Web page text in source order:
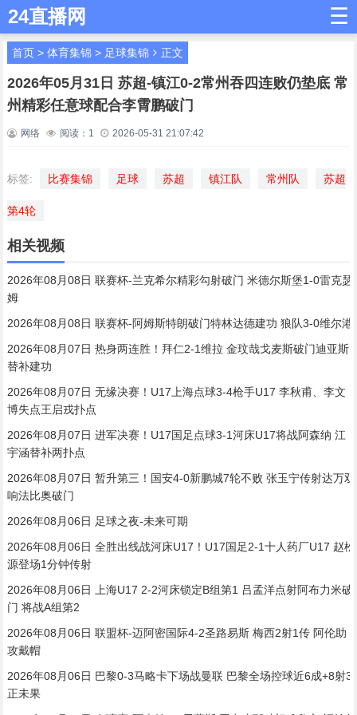
24直播网 ☰
首页> 体育集锦> 足球集锦 正文
2026年05月31日 苏超-镇江0-2常州吞四连败仍垫底 常
州精彩任意球配合李霄鹏破门
网络 阅读： 1 2026-05-31 21:07:42
标签: 比赛集锦 足球 苏超 镇江队 常州队 苏超
第4轮
相关视频
2026年08月08日 联赛杯-兰克希尔精彩勾射破门 米德尔斯堡1-0雷克瑟
姆
2026年08月08日 联赛杯-阿姆斯特朗破门特林达德建功 狼队3-0维尔港
2026年08月07日 热身两连胜！拜仁2-1维拉 金玟哉戈麦斯破门迪亚斯
替补建功
2026年08月07日 无缘决赛！U17上海点球3-4枪手U17 李秋甫、李文
博失点王启戎扑点
2026年08月07日 进军决赛！U17国足点球3-1河床U17将战阿森纳 江
宇涵替补两扑点
2026年08月07日 暂升第三！国安4-0新鹏城7轮不败 张玉宁传射达万双
响法比奥破门
2026年08月06日 足球之夜-未来可期
2026年08月06日 全胜出线战河床U17！U17国足2-1十人药厂U17 赵松
源登场1分钟传射
2026年08月06日 上海U17 2-2河床锁定B组第1 吕孟洋点射阿布力米破
门 将战A组第2
2026年08月06日 联盟杯-迈阿密国际4-2圣路易斯 梅西2射1传 阿伦助
攻戴帽
2026年08月06日 巴黎0-3马略卡下场战曼联 巴黎全场控球近6成+8射3
正未果